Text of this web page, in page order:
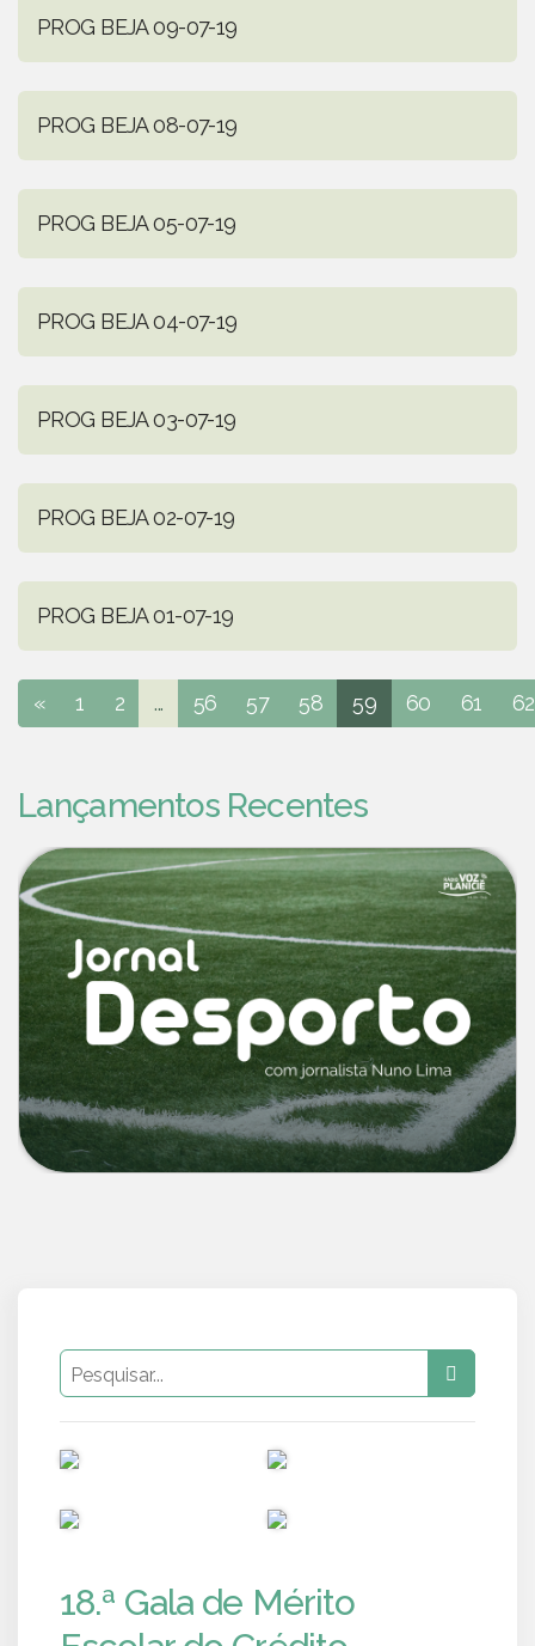
PROG BEJA 09-07-19
PROG BEJA 08-07-19
PROG BEJA 05-07-19
PROG BEJA 04-07-19
PROG BEJA 03-07-19
PROG BEJA 02-07-19
PROG BEJA 01-07-19
« 1 2 ... 56 57 58 59 60 61 62
Lançamentos Recentes
18.ª Gala de Mérito